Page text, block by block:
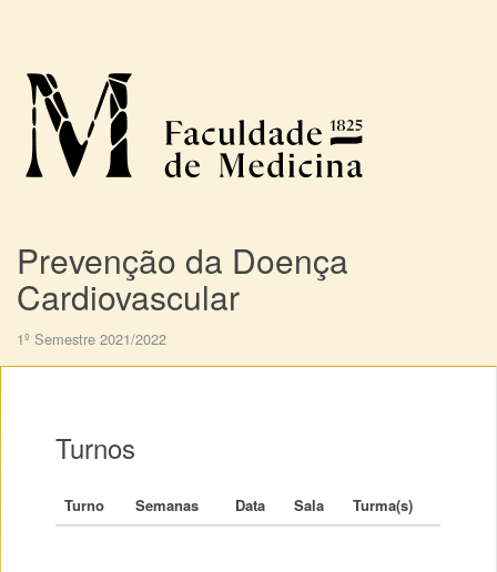
Prevenção da Doença
Cardiovascular
1º Semestre 2021/2022
Turnos
Turno Semanas Data Sala Turma(s)